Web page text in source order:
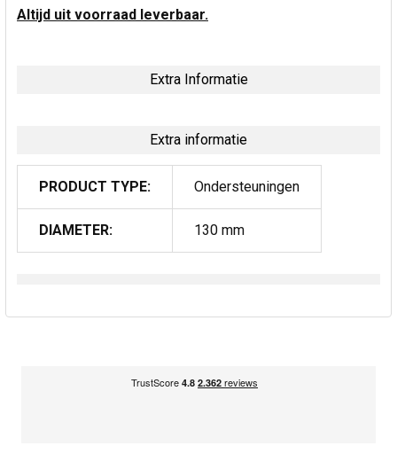
Altijd uit voorraad leverbaar.
Extra Informatie
Extra informatie
PRODUCT TYPE: Ondersteuningen
DIAMETER: 130 mm